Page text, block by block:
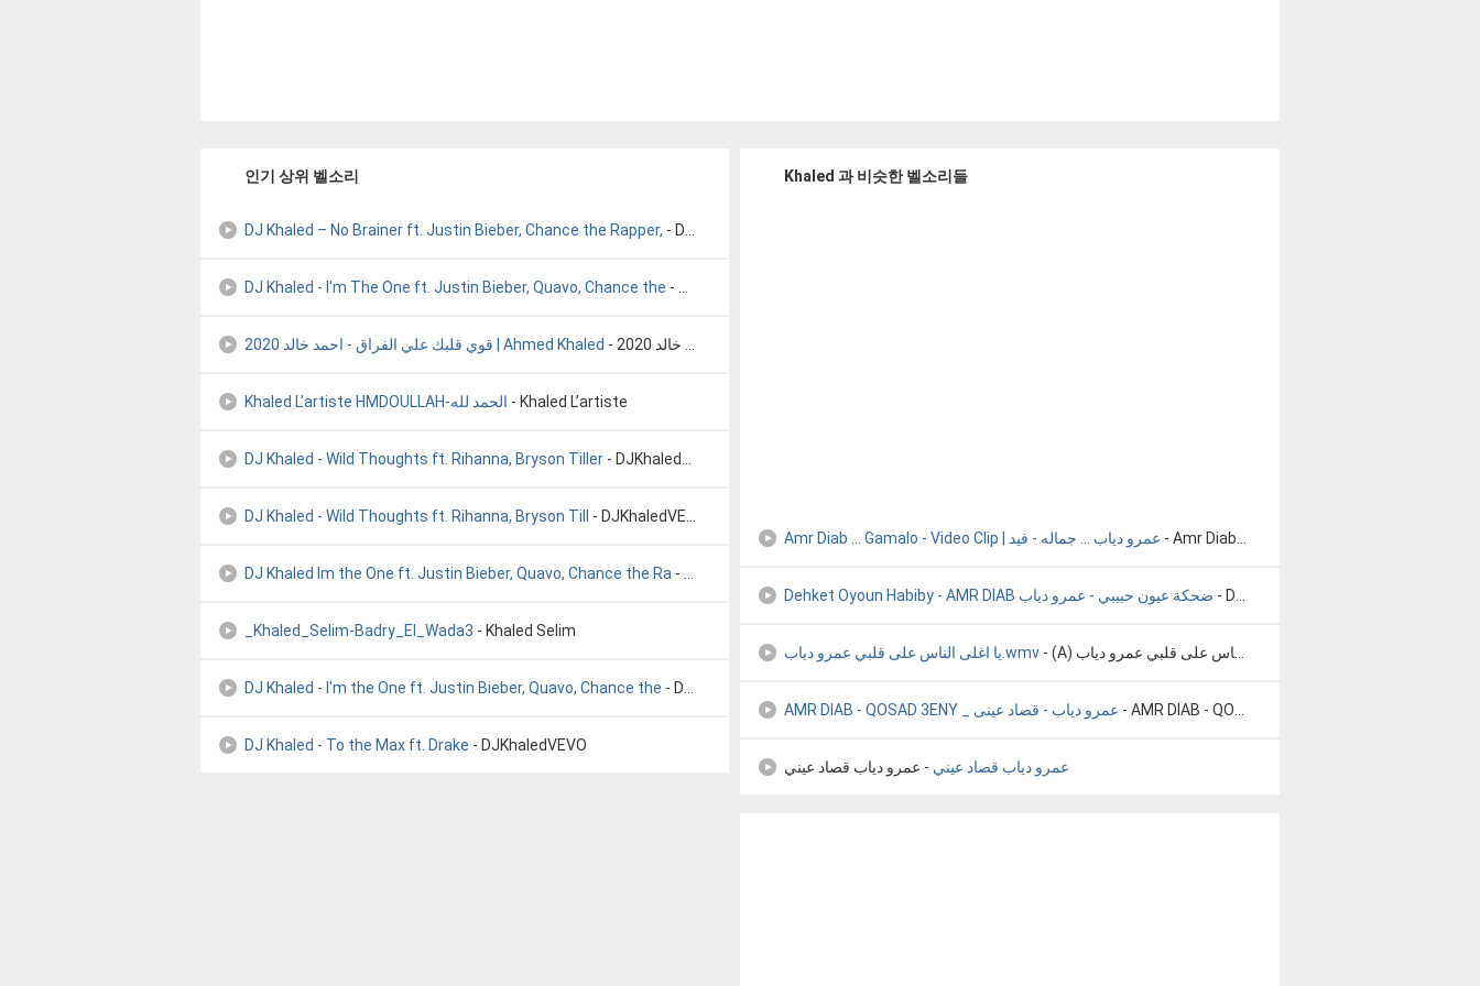
인기 상위 벨소리
DJ Khaled – No Brainer ft. Justin Bieber, Chance the Rapper, - DJ Khaled – No Brainer ft. Justin Bieber, Chance the Rapper,
DJ Khaled - I'm The One ft. Justin Bieber, Quavo, Chance the - DJ Khaled - I'm The One ft. Justin Bieber, Quavo, Chance the
قوي قلبك علي الفراق - احمد خالد 2020 | Ahmed Khaled
Khaled L’artiste HMDOULLAH-الحمد لله - Khaled L’artiste
DJ Khaled - Wild Thoughts ft. Rihanna, Bryson Tiller - DJKhaledVEVO
DJ Khaled - Wild Thoughts ft. Rihanna, Bryson Till - DJKhaledVEVO
DJ Khaled Im the One ft. Justin Bieber, Quavo, Chance the Ra - DJKhaledVEVO
_Khaled_Selim-Badry_El_Wada3 - Khaled Selim
DJ Khaled - I'm the One ft. Justin Bieber, Quavo, Chance the - DJKhaledVEVO
DJ Khaled - To the Max ft. Drake - DJKhaledVEVO
Khaled 과 비슷한 벨소리들
Amr Diab ... Gamalo - Video Clip | عمرو دياب ... جماله - فيد
Dehket Oyoun Habiby - AMR DIAB ضحكة عيون حبيبي - عمرو دياب
يا اغلى الناس على قلبي عمرو دياب.wmv
AMR DIAB - QOSAD 3ENY _ عمرو دياب - قصاد عينى
عمرو دياب قصاد عيني - عمرو دياب قصاد عيني